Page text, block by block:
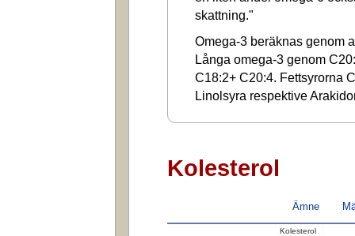
skattning."
Omega-3 beräknas genom
Långa omega-3 genom
C18:2+ C20:4. Fettsyrorna
Linolsyra respektive
Kolesterol
Ämne
Kolesterol